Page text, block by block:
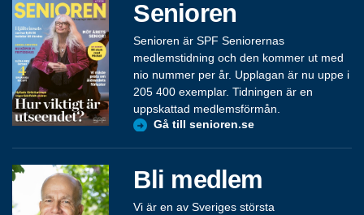
Senioren
Senioren är SPF Seniorernas
medlemstidning och den kommer ut med
nio nummer per år. Upplagan är nu uppe i
205 400 exemplar. Tidningen är en
uppskattad medlemsförmån.
Gå till senioren.se
Bli medlem
Vi är en av Sveriges största